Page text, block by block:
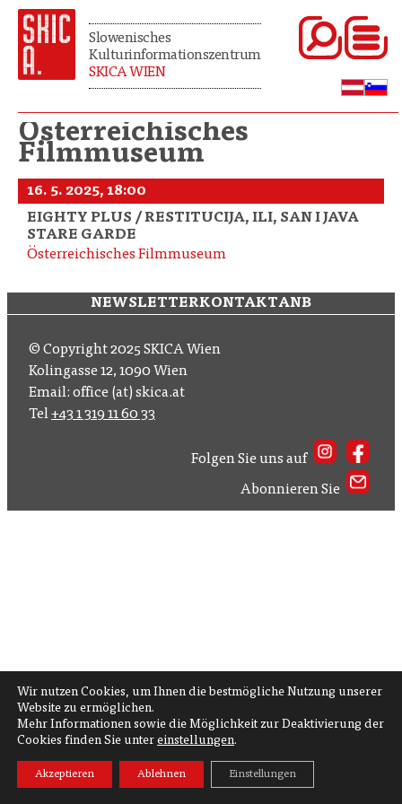
Slowenisches
Kulturinformationszentrum
SKICA WIEN
Österreichisches
Filmmuseum
16. 5. 2025, 18:00
EIGHTY PLUS / RESTITUCIJA, ILI, SAN I JAVA
STARE GARDE
Österreichisches Filmmuseum
Wir nutzen Cookies, um Ihnen die bestmögliche Nutzung unserer
Website zu ermöglichen.
Mehr Informationen sowie die Möglichkeit zur Deaktivierung der
Cookies finden Sie unter einstellungen.
Akzeptieren Ablehnen Einstellungen
NEWSLETTERKONTAKTANB
© Copyright 2025 SKICA Wien
Kolingasse 12, 1090 Wien
Email: office (at) skica.at
Tel+43 1 319 11 60 33
Folgen Sie uns auf
Abonnieren Sie